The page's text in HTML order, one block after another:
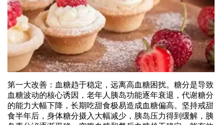
第一大改善：血糖趋于稳定，远离高血糖困扰。糖分是导致
血糖波动的核心诱因，老年人胰岛功能逐年衰退，代谢糖分
的能力大幅下降，长期吃甜食极易造成血糖偏高。坚持戒甜
食半年后，身体糖分摄入大幅减少，胰岛压力得到缓解，胰